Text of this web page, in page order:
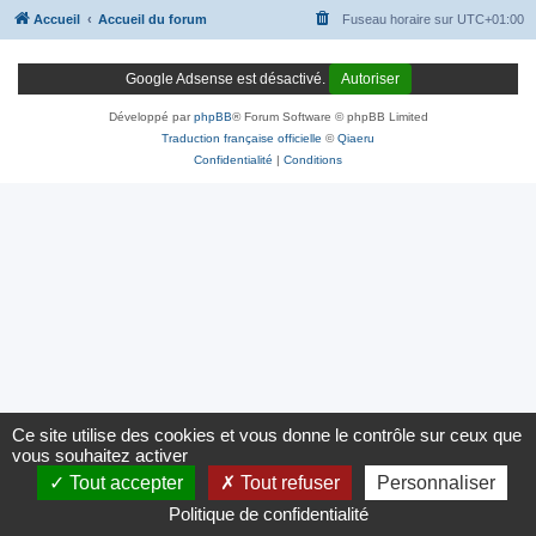
Accueil Accueil du forum Fuseau horaire sur UTC+01:00
Google Adsense est désactivé. Autoriser
Développé parphpBB® Forum Software © phpBB Limited
Traduction française officielle ©Qiaeru
Confidentialité | Conditions
Ce site utilise des cookies et vous donne le contrôle sur ceux que
vous souhaitez activer
Tout accepter
Tout refuser
Personnaliser
Politique de confidentialité